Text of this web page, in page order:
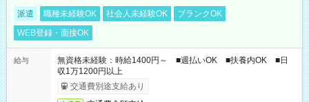
派遣 職種未経験OK 社会人未経験OK
ブランクOK
WEB登録・面接OK
給与
無資格未経験：時給1400円～ ■週払いOK ■扶養内OK ■日
収1万1200円以上
交通費別途支給あり